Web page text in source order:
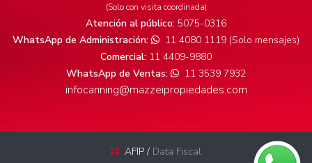
(Solo con visita coordinada)
Atención al público: 5075-0316
WhatsApp de Administración:
11 4080 1119 (Solo mensajes)
Comercial: 11 4409-9880
WhatsApp de Ventas:
11 3539 7932
infocanning@mazzeipropiedades.com
AFIP / Data Fiscal